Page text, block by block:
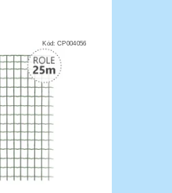
Kód:CP004056